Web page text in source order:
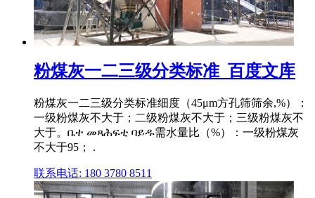
粉煤灰一二三级分类标准_百度文库
粉煤灰一二三级分类标准细度（45μm方孔筛筛余,%）：
一级粉煤灰不大于；二级粉煤灰不大于；三级粉煤灰不
大于。ቤተ መጻሕፍቲ ባይዱ需水量比（%）：一级粉煤灰
不大于95； .
联系电话: 180 3780 8511